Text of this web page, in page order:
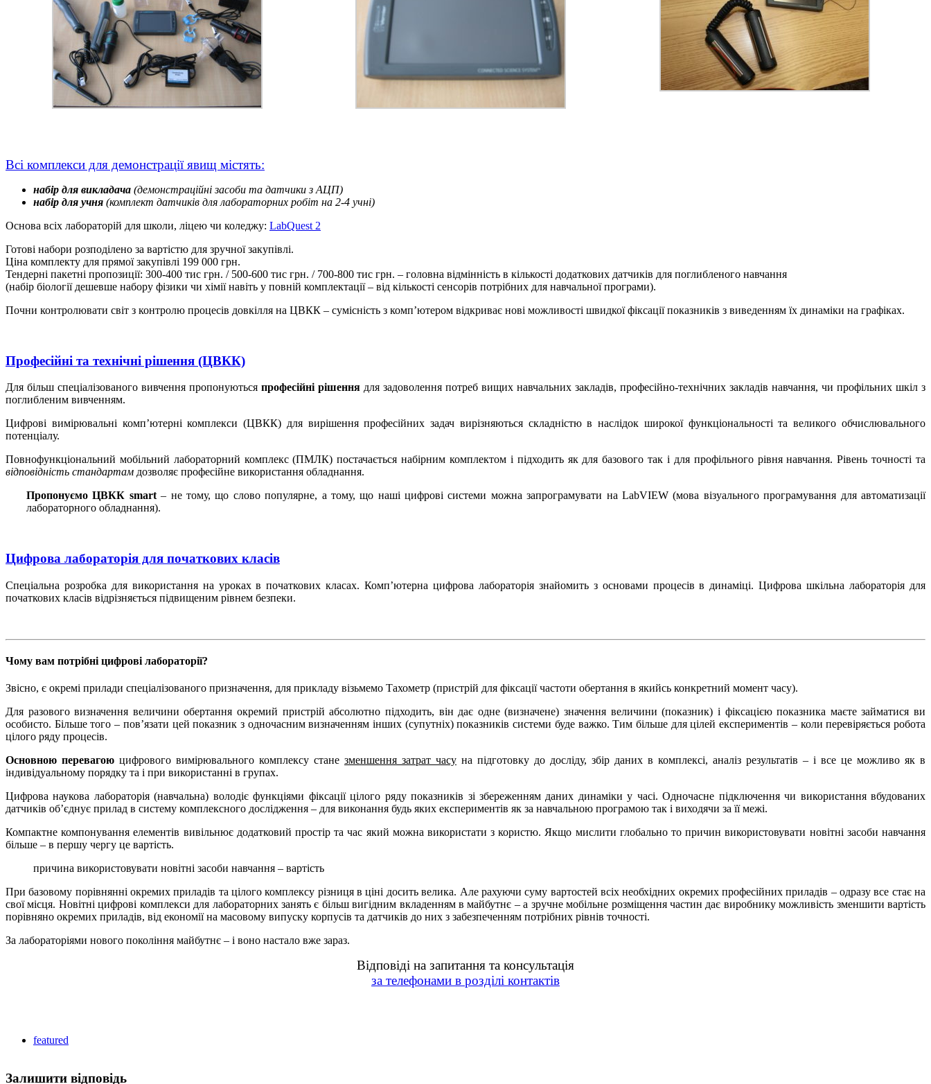
Всі комплекси для демонстрації явищ містять:
набір для викладача (демонстраційні засоби та датчики з АЦП)
набір для учня (комплект датчиків для лабораторних робіт на 2-4 учні)
Основа всіх лабораторій для школи, ліцею чи коледжу: LabQuest 2
Готові набори розподілено за вартістю для зручної закупівлі.
Ціна комплекту для прямої закупівлі 199 000 грн.
Тендерні пакетні пропозиції: 300-400 тис грн. / 500-600 тис грн. / 700-800 тис грн. – головна відмінність в кількості додаткових датчиків для поглибленого навчання
(набір біології дешевше набору фізики чи хімії навіть у повній комплектації – від кількості сенсорів потрібних для навчальної програми).
Почни контролювати світ з контролю процесів довкілля на ЦВКК – сумісність з комп’ютером відкриває нові можливості швидкої фіксації показників з виведенням їх динаміки на графіках.
Професійні та технічні рішення (ЦВКК)
Для більш спеціалізованого вивчення пропонуються професійні рішення для задоволення потреб вищих навчальних закладів, професійно-технічних закладів навчання, чи профільних шкіл з
поглибленим вивченням.
Цифрові вимірювальні комп’ютерні комплекси (ЦВКК) для вирішення професійних задач вирізняються складністю в наслідок широкої функціональності та великого обчислювального
потенціалу.
Повнофункціональний мобільний лабораторний комплекс (ПМЛК) постачається набірним комплектом і підходить як для базового так і для профільного рівня навчання. Рівень точності та
відповідність стандартам дозволяє професійне використання обладнання.
Пропонуємо ЦВКК smart– не тому, що слово популярне, а тому, що наші цифрові системи можна запрограмувати на LabVIEW (мова візуального програмування для автоматизації
лабораторного обладнання).
Цифрова лабораторія для початкових класів
Спеціальна розробка для використання на уроках в початкових класах. Комп’ютерна цифрова лабораторія знайомить з основами процесів в динаміці. Цифрова шкільна лабораторія для
початкових класів відрізняється підвищеним рівнем безпеки.
Чому вам потрібні цифрові лабораторії?
Звісно, є окремі прилади спеціалізованого призначення, для прикладу візьмемо Тахометр (пристрій для фіксації частоти обертання в якийсь конкретний момент часу).
Для разового визначення величини обертання окремий пристрій абсолютно підходить, він дає одне (визначене) значення величини (показник) і фіксацією показника маєте займатися ви
особисто. Більше того – пов’язати цей показник з одночасним визначенням інших (супутніх) показників системи буде важко. Тим більше для цілей експериментів – коли перевіряється робота
цілого ряду процесів.
Основною перевагою цифрового вимірювального комплексу стане зменшення затрат часу на підготовку до досліду, збір даних в комплексі, аналіз результатів – і все це можливо як в
індивідуальному порядку та і при використанні в групах.
Цифрова наукова лабораторія (навчальна) володіє функціями фіксації цілого ряду показників зі збереженням даних динаміки у часі. Одночасне підключення чи використання вбудованих
датчиків об’єднує прилад в систему комплексного дослідження – для виконання будь яких експериментів як за навчальною програмою так і виходячи за її межі.
Компактне компонування елементів вивільнює додатковий простір та час який можна використати з користю. Якщо мислити глобально то причин використовувати новітні засоби навчання
більше – в першу чергу це вартість.
причина використовувати новітні засоби навчання – вартість
При базовому порівнянні окремих приладів та цілого комплексу різниця в ціні досить велика. Але рахуючи суму вартостей всіх необхідних окремих професійних приладів – одразу все стає на
свої місця. Новітні цифрові комплекси для лабораторних занять є більш вигідним вкладенням в майбутнє – а зручне мобільне розміщення частин дає виробнику можливість зменшити вартість
порівняно окремих приладів, від економії на масовому випуску корпусів та датчиків до них з забезпеченням потрібних рівнів точності.
За лабораторіями нового покоління майбутнє – і воно настало вже зараз.
Відповіді на запитання та консультація
за телефонами в розділі контактів
featured
Залишити відповідь